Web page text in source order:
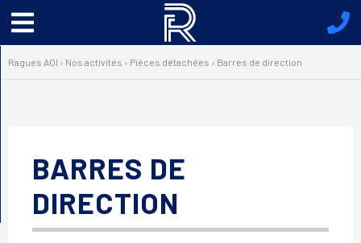
Menu
principal
Ragues AOI › Nos activités › Pièces détachées › Barres de direction
BARRES DE
DIRECTION